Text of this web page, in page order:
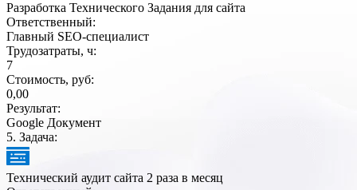
Разработка Технического Задания для сайта
Ответственный:
Главный SEO-специалист
Трудозатраты, ч:
7
Стоимость, руб:
0,00
Результат:
Google Документ
5. Задача:
Технический аудит сайта 2 раза в месяц